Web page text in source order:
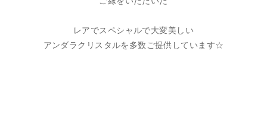
レアでスペシャルで大変美しい
アンダラクリスタルを多数ご提供しています☆